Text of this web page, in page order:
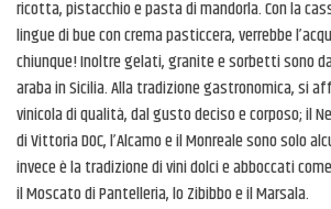
ricotta, pistacchio e pasta di mandorla. Con la
lingue di bue con crema pasticcera, verrebbe
chiunque! Inoltre gelati, granite e sorbetti sono
araba in Sicilia. Alla tradizione gastronomica, si
vinicola di qualità, dal gusto deciso e corposo; il
di Vittoria DOC, l’Alcamo e il Monreale sono solo
invece è la tradizione di vini dolci e abboccati
il Moscato di Pantelleria, lo Zibibbo e il Marsala.